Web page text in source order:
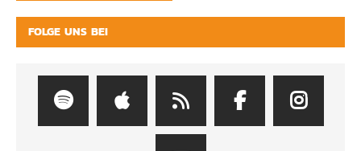
FOLGE UNS BEI